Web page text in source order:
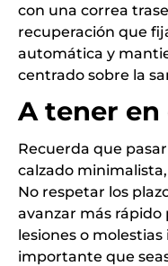
con una correa
recuperación que
automática y
centrado sobre la
A tener en
Recuerda que
calzado
No respetar los
avanzar más
lesiones o
importante que